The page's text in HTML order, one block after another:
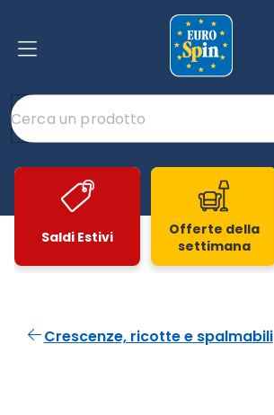
Saldi Estivi
Offerte della
settimana
Crescenze, ricotte e spalmabili